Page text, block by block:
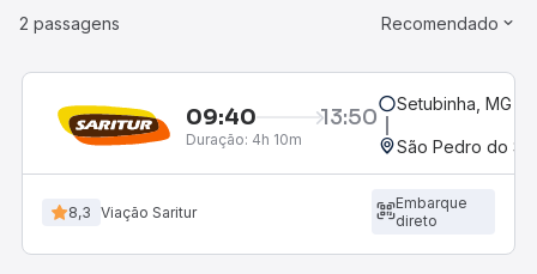
2 passagens Recomendado
09:40 13:50
Duração: 4h 10m
Setubinha, MG
São Pedro do
8,3 Viação Saritur
Embarque
direto